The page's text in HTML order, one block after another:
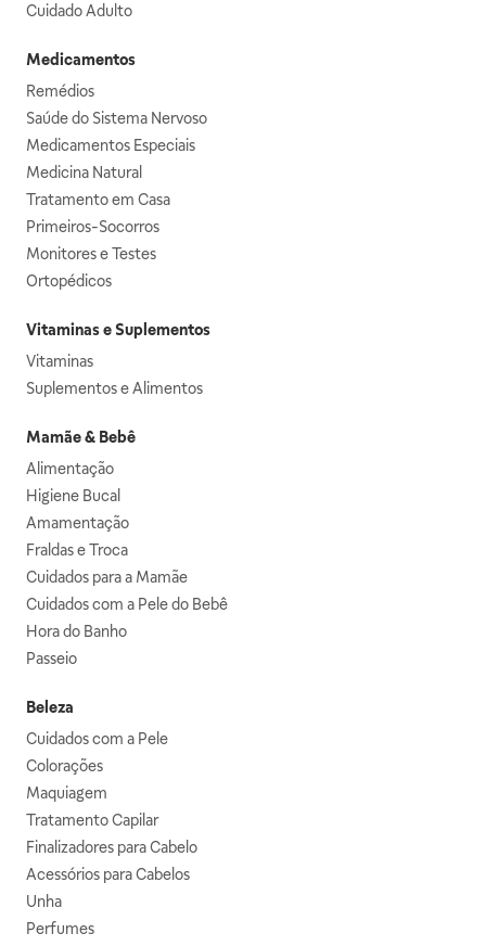
Cuidado Adulto
Medicamentos
Remédios
Saúde do Sistema Nervoso
Medicamentos Especiais
Medicina Natural
Tratamento em Casa
Primeiros-Socorros
Monitores e Testes
Ortopédicos
Vitaminas e Suplementos
Vitaminas
Suplementos e Alimentos
Mamãe & Bebê
Alimentação
Higiene Bucal
Amamentação
Fraldas e Troca
Cuidados para a Mamãe
Cuidados com a Pele do Bebê
Hora do Banho
Passeio
Beleza
Cuidados com a Pele
Colorações
Maquiagem
Tratamento Capilar
Finalizadores para Cabelo
Acessórios para Cabelos
Unha
Perfumes